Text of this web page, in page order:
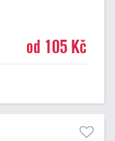
od 105 Kč